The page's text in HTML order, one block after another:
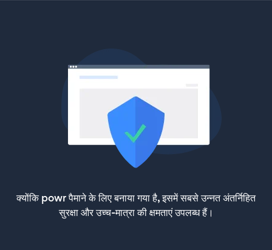
क्योंकि powr पैमाने के लिए बनाया गया है, इसमें सबसे उन्नत अंतर्निहित
सुरक्षा और उच्च-मात्रा की क्षमताएं उपलब्ध हैं।